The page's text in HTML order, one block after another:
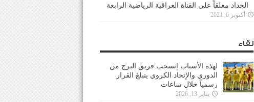
الحداد معلقاً على القناة العراقية الرياضية الرابعة
أكتوبر 6, 2021
لقاء
لهذه الأسباب إنسحب فريق البرج من
الدوري والإتحاد الكروي يتبلغ القرار
رسمياً خلال ساعات
يناير 13, 2026